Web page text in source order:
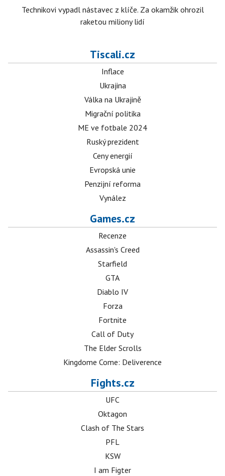
Technikovi vypadl nástavec z klíče. Za okamžik ohrozil
raketou miliony lidí
Tiscali.cz
Inflace
Ukrajina
Válka na Ukrajině
Migrační politika
ME ve fotbale 2024
Ruský prezident
Ceny energií
Evropská unie
Penzijní reforma
Vynález
Games.cz
Recenze
Assassin's Creed
Starfield
GTA
Diablo IV
Forza
Fortnite
Call of Duty
The Elder Scrolls
Kingdome Come: Deliverence
Fights.cz
UFC
Oktagon
Clash of The Stars
PFL
KSW
I am Figter